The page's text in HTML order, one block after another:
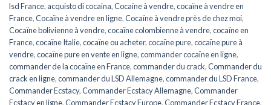
lsd France, acquisto di cocaina,Cocaïne à vendre,cocaïne à vendre en
France,Cocaïne à vendre en ligne,Cocaïne à vendre près de chez moi,
Cocaïne bolivienne à vendre,cocaïne colombienne à vendre,cocaïne en
France,cocaïne Italie,cocaïne ou acheter,cocaïne pure,cocaïne pure à
vendre,cocaïne pure en vente en ligne,commander cocaïne en ligne,
commander de la cocaïne en France,commander du crack,Commander du
crack en ligne,commander du LSD Allemagne,commander du LSD France,
Commander Ecstacy,Commander Ecstacy Allemagne,Commander
Ecstacy en ligne,Commander Ecstacy Europe,Commander Ecstacy France,